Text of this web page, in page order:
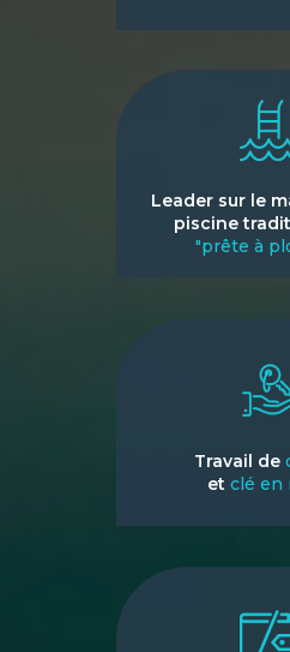
Leader sur le
piscine
"prête à
Travail de
et clé en